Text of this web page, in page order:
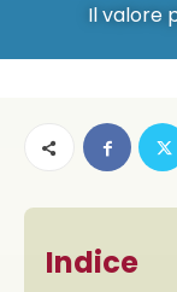
Il valore
Indice